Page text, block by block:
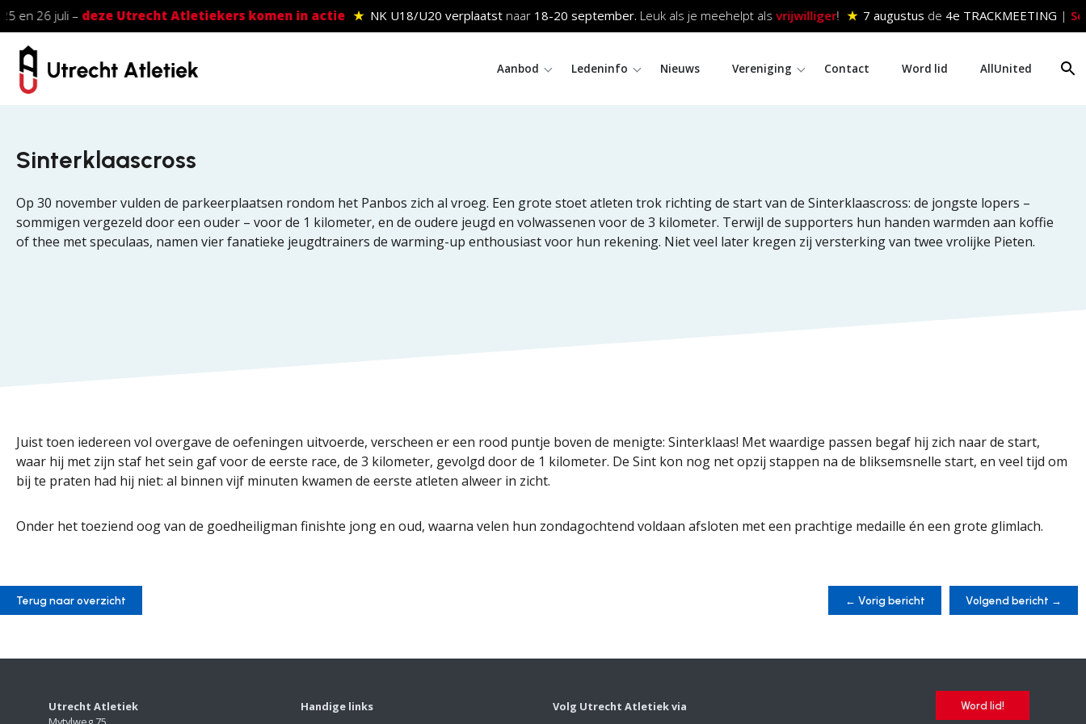
Skip to main content
en 26 juli – deze Utrecht Atletiekers komen in actie ★ NK U18/U20 verplaatstnaar18-20 september. Leuk als je meehelpt als vrijwilliger! ★ 7 augustus de4e TRACKMEETING|
Aanbod Ledeninfo Nieuws Vereniging Contact Word lid AllUnited
Sinterklaascross
Op 30 november vulden de parkeerplaatsen rondom het Panbos zich al vroeg. Een grote stoet atleten trok richting de start van de Sinterklaascross: de jongste lopers –
sommigen vergezeld door een ouder – voor de 1 kilometer, en de oudere jeugd en volwassenen voor de 3 kilometer. Terwijl de supporters hun handen warmden aan koffie
of thee met speculaas, namen vier fanatieke jeugdtrainers de warming-up enthousiast voor hun rekening. Niet veel later kregen zij versterking van twee vrolijke Pieten.
Juist toen iedereen vol overgave de oefeningen uitvoerde, verscheen er een rood puntje boven de menigte: Sinterklaas! Met waardige passen begaf hij zich naar de start,
waar hij met zijn staf het sein gaf voor de eerste race, de 3 kilometer, gevolgd door de 1 kilometer. De Sint kon nog net opzij stappen na de bliksemsnelle start, en veel tijd om
bij te praten had hij niet: al binnen vijf minuten kwamen de eerste atleten alweer in zicht.
Onder het toeziend oog van de goedheiligman finishte jong en oud, waarna velen hun zondagochtend voldaan afsloten met een prachtige medaille én een grote glimlach.
Terug naar overzicht Volgend bericht →
← Vorig bericht
Utrecht Atletiek
Handige links
Volg Utrecht Atletiek via
Word lid!